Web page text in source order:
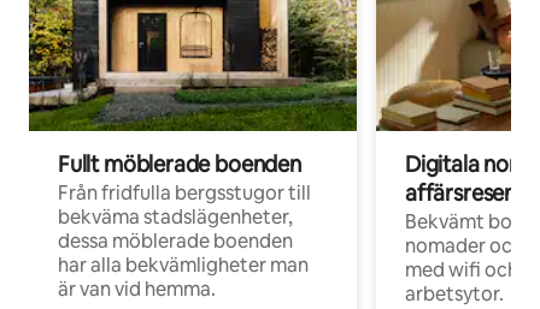
Fullt möblerade boenden
Från fridfulla bergsstugor till
bekväma stadslägenheter,
dessa möblerade boenden
har alla bekvämligheter man
är van vid hemma.
Digitala
Bekvämt
nomader och
med wifi och
arbetsytor.